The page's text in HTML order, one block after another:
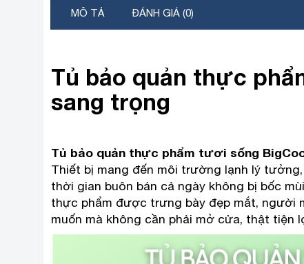
MÔ TẢ ĐÁNH GIÁ (0)
Tủ bảo quản thực
sang trọng
Tủ bảo quản thực phẩm tươi sống
Thiết bị mang đến môi trường lạnh lý
thời gian buôn bán cả ngày không bị bốc
thực phẩm được trưng bày đẹp mắt, người
muốn mà không cần phải mở cửa, thật tiện